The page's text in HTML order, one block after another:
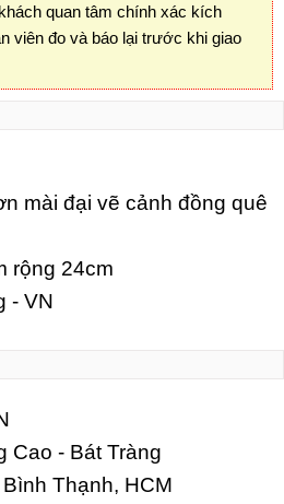
quan tâm chính xác kích
viên đo và báo lại trước khi giao
mài đại vẽ cảnh đồng quê
rộng 24cm
- VN
Cao - Bát Tràng
Thạnh, HCM